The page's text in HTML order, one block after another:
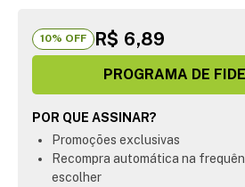
10% OFF R$ 6,89
PROGRAMA DE
POR QUE ASSINAR?
Promoções exclusivas
Recompra automática na
escolher